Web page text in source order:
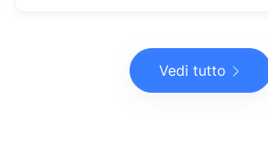
Vedi tutto